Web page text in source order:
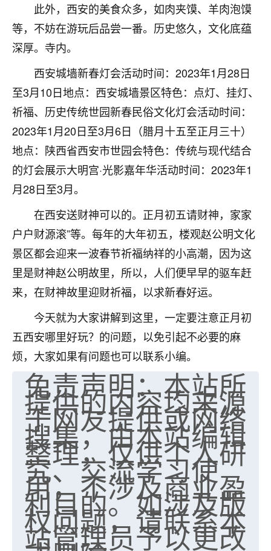
此外，西安的美食众多，如肉夹馍、羊肉泡馍
等，不妨在游玩后品尝一番。历史悠久，文化底蕴
深厚。寺内。
西安城墙新春灯会活动时间：2023年1月28日
至3月10日地点：西安城墙景区特色：点灯、挂灯、
祈福、历史传统世园新春民俗文化灯会活动时间：
2023年1月20日至3月6日（腊月十五至正月三十）
地点：陕西省西安市世园会特色：传统与现代结合
的灯会展示大明宫·光影嘉年华活动时间：2023年1
月28日至3月。
在西安送财神可以的。正月初五请财神，家家
户户财源滚”等。每年的大年初五，楼观赵公明文化
景区都会迎来一波春节祈福纳祥的小高潮，因为这
里是财神赵公明故里，所以，人们便早早的驱车赶
来，在财神故里迎财祈福，以求新春好运。
今天就为大家讲解到这里，一定要注意正月初
五西安哪里好玩？的问题，以免引起不必要的麻
烦，大家如果有问题也可以联系小编。
免责声明：本站所
提供的内容均来源
于网友提供或网络
搜集，由本站编辑
整理，仅供个人研
究、交流学习使
用，不涉及商业盈
利目的。如涉及版
权问题，请联系本
站管理员予以更改
着我晋升有望，我半信半疑的按照老师建议，做了化
太岁还有一个发钱粮，本来年前的人事调整，拖到年
后，我以为都没戏了，结果开年一上班，开会提拔升
职第一个就是我，职务无所谓，主要是底薪加了
3000，非常开心，无论如何，感恩感谢！🙏🏻
鹿森：恭喜升职加薪！！，请客吗？�
32
心心相印
我身体不太好，总是病病殃殃的，去检查又没什么大
问题，反正就是不舒服。中医西医看遍了，找不到问
题，后来无意中看到有人推荐慧来老师，跟老师聊过
之后，心情豁然开朗，也听老师建议，处理了一些因
果问题。今年以来，身体比以前好多，主要是心情好
了，老师说境随心转，现在深有体会了。
鹿森 ：是的，其实跟老师聊过之后，最大的感
触，首先就是心态会变好，万般皆是命，半点
不由人！
1天前 来自四川 9
金白水清
鹿森：慧来老师微信：gjsy0624
1天前 来自江西 12
青春168
我也想要，我也想要！
2天前 来自山西 15
Jessica李
老师做不做超度法事？我想给我奶奶做超度，她今年
刚去世了。